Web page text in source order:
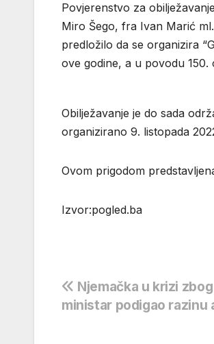
Povjerenstvo za
Miro Šego, fra Ivan Marić
predložilo da se organizira
ove godine, a u povodu 150.
Obilježavanje je do sada
organizirano 9. listopada
Ovom prigodom
Izvor:pogled.ba
Navigacija
objava
Njemačka u krizi
ministar podigao razinu